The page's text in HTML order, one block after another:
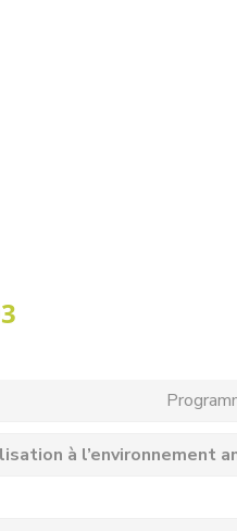
à l’environnement